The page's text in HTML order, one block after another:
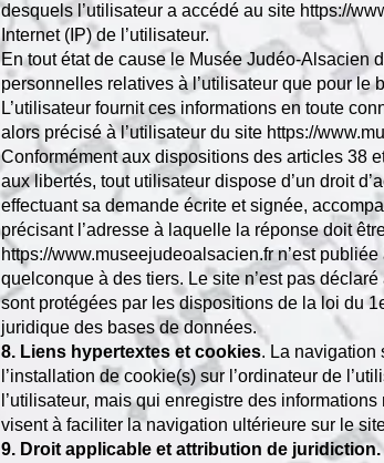
desquels l’utilisateur a accédé au site https://
Internet (IP) de l’utilisateur.
En tout état de cause le Musée Judéo-Alsacien
personnelles relatives à l’utilisateur que pour
L’utilisateur fournit ces informations en toute
alors précisé à l’utilisateur du site https://
Conformément aux dispositions des articles 38
aux libertés, tout utilisateur dispose d’un droit
effectuant sa demande écrite et signée,
précisant l’adresse à laquelle la réponse doit
https://www.museejudeoalsacien.frn’est publiée
quelconque à des tiers. Le site n’est pas
sont protégées par les dispositions de la loi du
juridique des bases de données.
8. Liens hypertextes et cookies. La navigation
l’installation de cookie(s) sur l’ordinateur de
l’utilisateur, mais qui enregistre des
visent à faciliter la navigation ultérieure sur le
9. Droit applicable et attribution de juridiction.